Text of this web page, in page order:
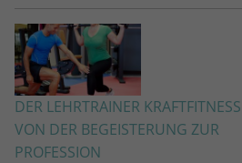
DER LEHRTRAINER
VON DER BEGEISTERUNG ZUR
PROFESSION
Anzeigenplatzierung